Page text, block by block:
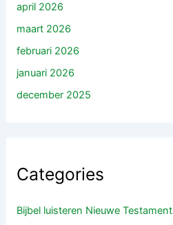
april 2026
maart 2026
februari 2026
januari 2026
december 2025
Categories
Bijbel luisteren Nieuwe Testament